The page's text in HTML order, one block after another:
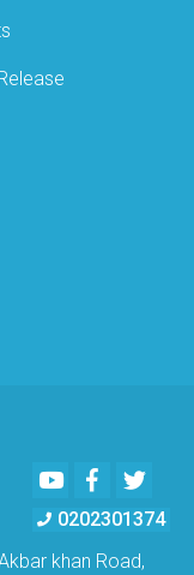
YoutubeFacebook
0202301374
khan Road,